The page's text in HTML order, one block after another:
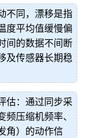
不同，漂移是指
度平均值缓慢偏
间的数据不间断
及传感器长期稳
估：通过同步采
压缩机频率、
角）的动作信